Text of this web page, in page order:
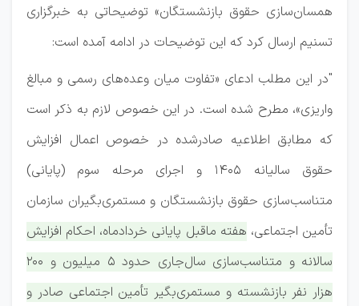
همسان‌سازی حقوق بازنشستگان» توضیحاتی به خبرگزاری
تسنیم ارسال کرد که این توضیحات در ادامه آمده است:
"در این مطلب ادعای «تفاوت میان وعده‌های رسمی و مبالغ
واریزی»، مطرح شده است. در این خصوص لازم به ذکر است
که مطابق اطلاعیه صادرشده در خصوص اعمال افزایش
حقوق سالیانه 1405 و اجرای مرحله سوم (پایانی)
متناسب‌سازی حقوق بازنشستگان و مستمری‌بگیران سازمان
تأمین اجتماعی، هفته ماقبل پایانی خردادماه، احکام افزایش
سالانه و متناسب‌سازی سال‌جاری حدود 5 میلیون و 200
هزار نفر بازنشسته و مستمری‌بگیر تأمین اجتماعی صادر و